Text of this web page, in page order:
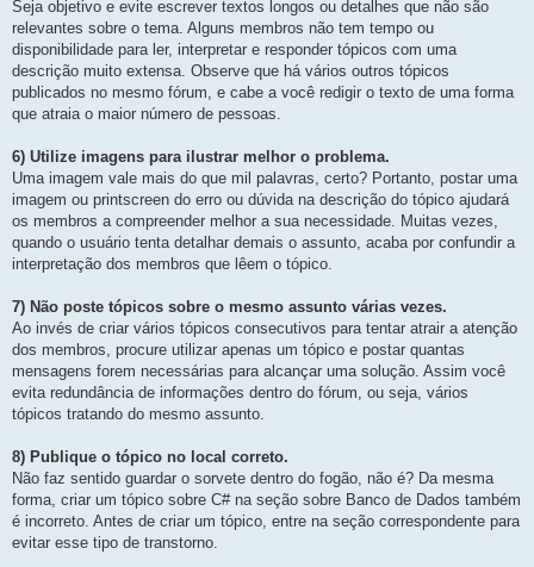
Seja objetivo e evite escrever textos longos ou detalhes que não são
relevantes sobre o tema. Alguns membros não tem tempo ou
disponibilidade para ler, interpretar e responder tópicos com uma
descrição muito extensa. Observe que há vários outros tópicos
publicados no mesmo fórum, e cabe a você redigir o texto de uma forma
que atraia o maior número de pessoas.
6) Utilize imagens para ilustrar melhor o problema.
Uma imagem vale mais do que mil palavras, certo? Portanto, postar uma
imagem ou printscreen do erro ou dúvida na descrição do tópico ajudará
os membros a compreender melhor a sua necessidade. Muitas vezes,
quando o usuário tenta detalhar demais o assunto, acaba por confundir a
interpretação dos membros que lêem o tópico.
7) Não poste tópicos sobre o mesmo assunto várias vezes.
Ao invés de criar vários tópicos consecutivos para tentar atrair a atenção
dos membros, procure utilizar apenas um tópico e postar quantas
mensagens forem necessárias para alcançar uma solução. Assim você
evita redundância de informações dentro do fórum, ou seja, vários
tópicos tratando do mesmo assunto.
8) Publique o tópico no local correto.
Não faz sentido guardar o sorvete dentro do fogão, não é? Da mesma
forma, criar um tópico sobre C# na seção sobre Banco de Dados também
é incorreto. Antes de criar um tópico, entre na seção correspondente para
evitar esse tipo de transtorno.